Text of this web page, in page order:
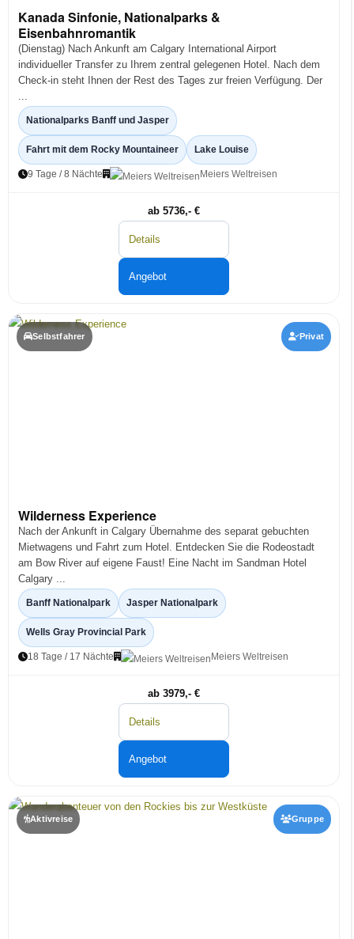
Kanada Sinfonie, Nationalparks &
Eisenbahnromantik
(Dienstag) Nach Ankunft am Calgary International Airport
individueller Transfer zu Ihrem zentral gelegenen Hotel. Nach dem
Check-in steht Ihnen der Rest des Tages zur freien Verfügung. Der
Nationalparks Banff und Jasper
Fahrt mit dem Rocky Mountaineer Lake Louise
9 Tage / 8 Nächte Meiers Weltreisen
ab 5736,- €
Details
Angebot
Selbstfahrer Privat
Wilderness Experience
Nach der Ankunft in Calgary Übernahme des separat gebuchten
Mietwagens und Fahrt zum Hotel. Entdecken Sie die Rodeostadt
am Bow River auf eigene Faust! Eine Nacht im Sandman Hotel
Calgary ...
Banff Nationalpark Jasper Nationalpark
Wells Gray Provincial Park
18 Tage / 17 Nächte Meiers Weltreisen
ab 3979,- €
Details
Angebot
Aktivreise Gruppe